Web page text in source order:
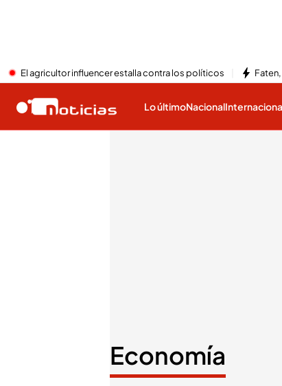
El agricultor influencer estalla contra los políticos
Lo últimoNacional
Economía